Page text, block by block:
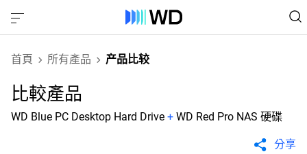
首頁 所有產品 产品比较
比較產品
WD Blue PC Desktop Hard Drive + WD Red Pro NAS 硬碟
分享